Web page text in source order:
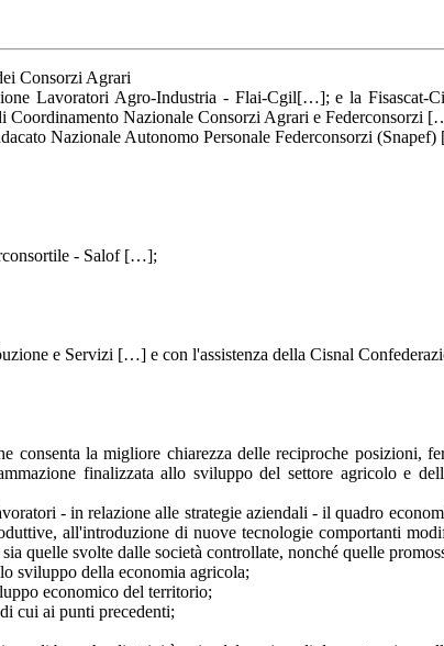
Consorzi Agrari
Lavoratori Agro-Industria - Flai-Cgil[…]; e la
Nazionale Consorzi Agrari e Federconsorzi
Nazionale Autonomo Personale Federconsorzi
- Salof […];
e Servizi […] e con l'assistenza della Cisnal
la migliore chiarezza delle reciproche posizioni,
finalizzata allo sviluppo del settore agricolo e
- in relazione alle strategie aziendali - il quadro
all'introduzione di nuove tecnologie comportanti
quelle svolte dalle società controllate, nonché quelle
sviluppo della economia agricola;
economico del territorio;
cui ai punti precedenti;